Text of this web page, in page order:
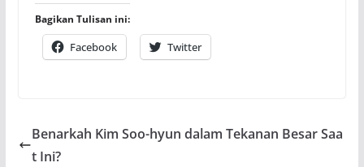
Bagikan Tulisan ini:
Facebook Twitter
Benarkah Kim Soo-hyun dalam Tekanan Besar Saa
t Ini?